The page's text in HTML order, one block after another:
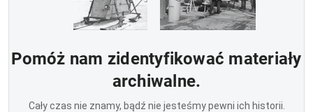
Pomóż nam zidentyfikować materiały
archiwalne.
Cały czas nie znamy, bądź nie jesteśmy pewni ich historii.